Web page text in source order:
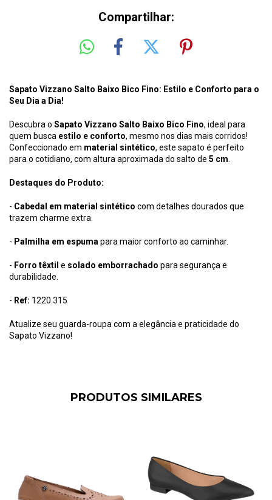
Compartilhar:
Sapato Vizzano Salto Baixo Bico Fino: Estilo e Conforto para o
Seu Dia a Dia!
Descubra o Sapato Vizzano Salto Baixo Bico Fino, ideal para
quem busca estilo e conforto, mesmo nos dias mais corridos!
Confeccionado em material sintético, este sapato é perfeito
para o cotidiano, com altura aproximada do salto de 5 cm
Destaques do Produto:
- Cabedal em material sintético com detalhes dourados que
trazem charme extra.
- Palmilha em espuma para maior conforto ao caminhar.
- Forro têxtil e solado emborrachado para segurança e
durabilidade.
- Ref: 1220.315
Atualize seu guarda-roupa com a elegância e praticidade do
Sapato Vizzano!
PRODUTOS SIMILARES